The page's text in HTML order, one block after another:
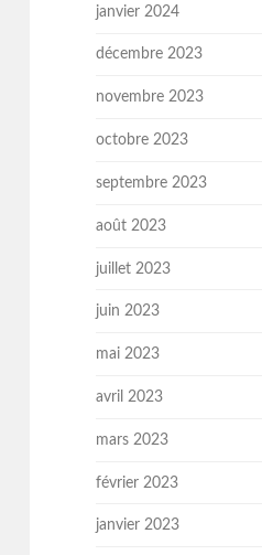
janvier 2024
décembre 2023
novembre 2023
octobre 2023
septembre 2023
août 2023
juillet 2023
juin 2023
mai 2023
avril 2023
mars 2023
février 2023
janvier 2023